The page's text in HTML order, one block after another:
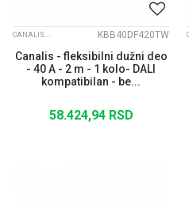
CANALIS KBB KBB40DF420TW
Canalis - fleksibilni dužni deo
- 40 A - 2 m - 1 kolo- DALI
kompatibilan - be...
58.424,94 RSD